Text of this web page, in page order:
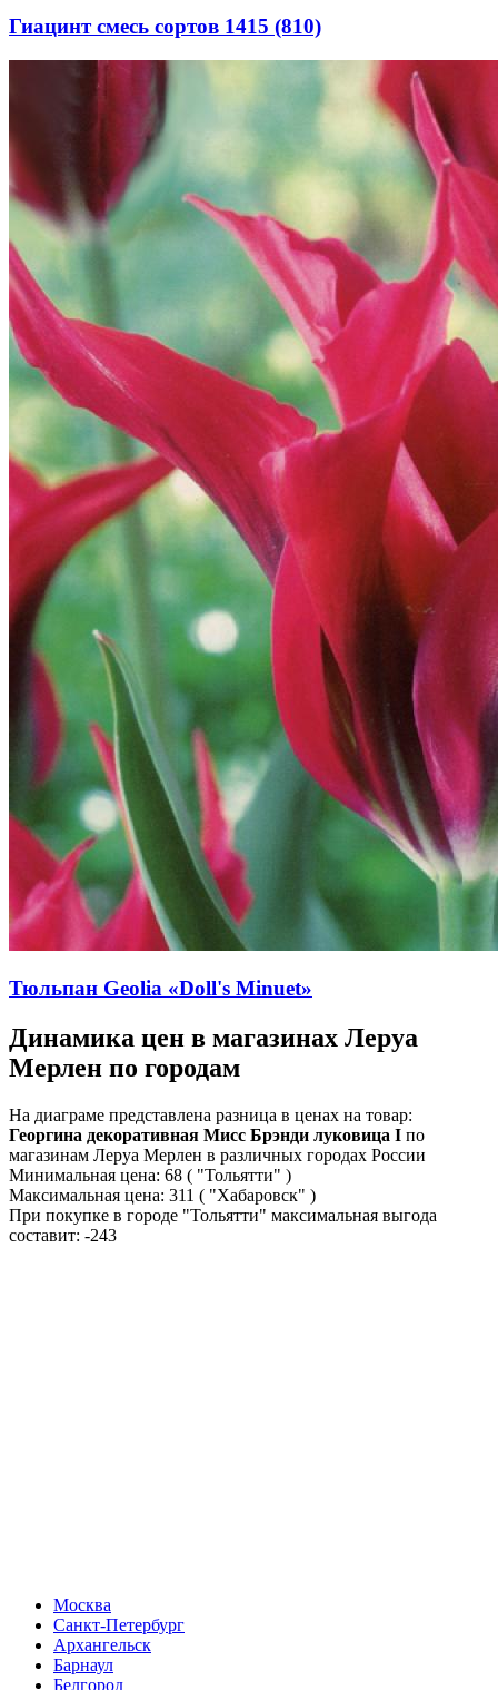
Гиацинт смесь сортов 1415 (810)
Тюльпан Geolia «Doll's Minuet»
Динамика цен в магазинах Леруа
Мерлен по городам
На диаграме представлена разница в ценах на товар:
Георгина декоративная Мисс Брэнди луковица I по
магазинам Леруа Мерлен в различных городах России
Минимальная цена: 68 ( "Тольятти" )
Максимальная цена: 311 ( "Хабаровск" )
При покупке в городе "Тольятти" максимальная выгода
составит: -243
Москва
Санкт-Петербург
Архангельск
Барнаул
Белгород